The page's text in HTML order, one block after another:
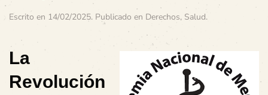
Escrito en 14/02/2025. Publicado en Derechos, Salud.
La
Revolución